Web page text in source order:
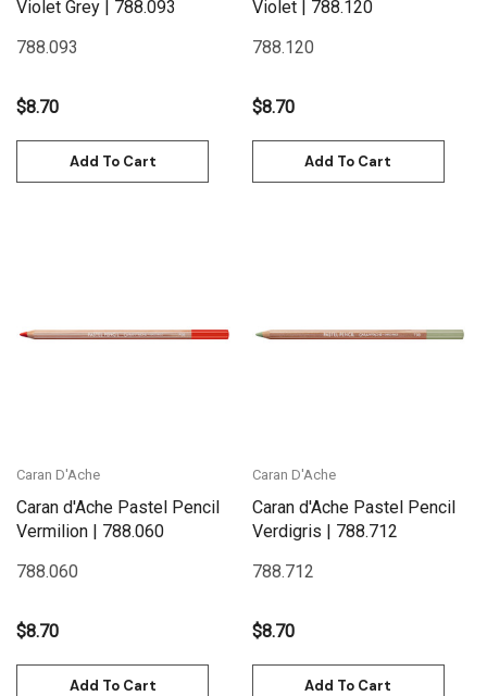
Violet Grey | 788.093
788.093
$8.70
Add To Cart
Violet | 788.120
788.120
$8.70
Add To Cart
Caran D'Ache
Caran d'Ache Pastel Pencil
Vermilion | 788.060
788.060
$8.70
Add To Cart
Caran D'Ache
Caran d'Ache Pastel Pencil
Verdigris | 788.712
788.712
$8.70
Add To Cart